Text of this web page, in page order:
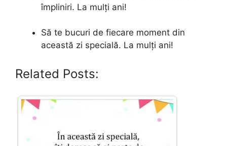
împliniri. La mulți ani!
Să te bucuri de fiecare moment din
această zi specială. La mulți ani!
Related Posts: